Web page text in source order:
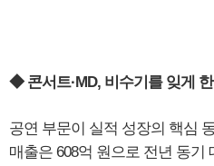
◆ 콘서트·MD, 비수기를 잊게
공연 부문이 실적 성장의 핵심
매출은 608억 원으로 전년 동기